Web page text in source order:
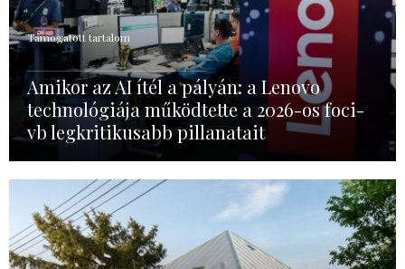
Támogatott tartalom
Amikor az AI ítél a pályán: a Lenovo
technológiája működtette a 2026-os foci-
vb legkritikusabb pillanatait